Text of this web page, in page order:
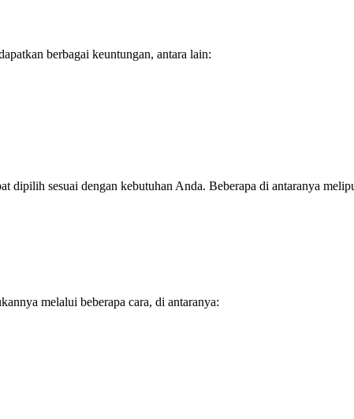
berbagai keuntungan, antara lain:
dipilih sesuai dengan kebutuhan Anda. Beberapa di antaranya
melalui beberapa cara, di antaranya: